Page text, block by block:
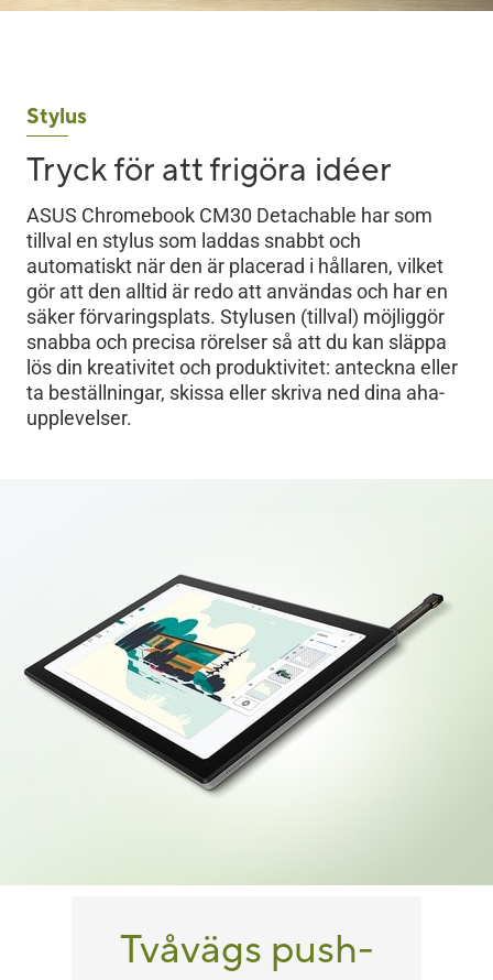
Stylus
Tryck för att frigöra idéer
ASUS Chromebook CM30 Detachable har som
tillval en stylus som laddas snabbt och
automatiskt när den är placerad i hållaren, vilket
gör att den alltid är redo att användas och har en
säker förvaringsplats. Stylusen (tillval) möjliggör
snabba och precisa rörelser så att du kan släppa
lös din kreativitet och produktivitet: anteckna eller
ta beställningar, skissa eller skriva ned dina aha-
upplevelser.
Tvåvägs push-